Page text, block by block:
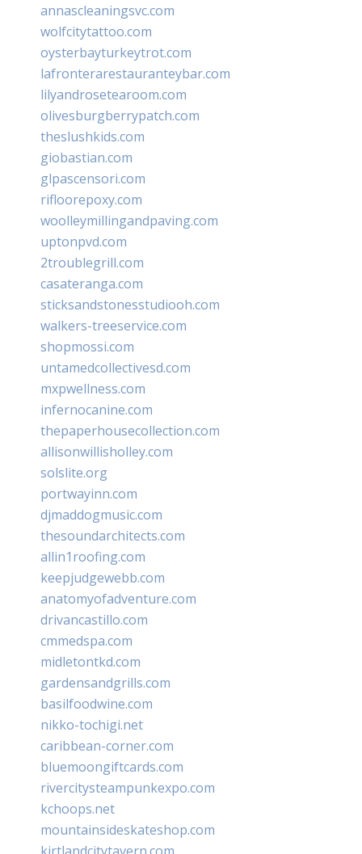
annascleaningsvc.com
wolfcitytattoo.com
oysterbayturkeytrot.com
lafronterarestauranteybar.com
lilyandrosetearoom.com
olivesburgberrypatch.com
theslushkids.com
giobastian.com
glpascensori.com
rifloorepoxy.com
woolleymillingandpaving.com
uptonpvd.com
2troublegrill.com
casateranga.com
sticksandstonesstudiooh.com
walkers-treeservice.com
shopmossi.com
untamedcollectivesd.com
mxpwellness.com
infernocanine.com
thepaperhousecollection.com
allisonwillisholley.com
solslite.org
portwayinn.com
djmaddogmusic.com
thesoundarchitects.com
allin1roofing.com
keepjudgewebb.com
anatomyofadventure.com
drivancastillo.com
cmmedspa.com
midletontkd.com
gardensandgrills.com
basilfoodwine.com
nikko-tochigi.net
caribbean-corner.com
bluemoongiftcards.com
rivercitysteampunkexpo.com
kchoops.net
mountainsideskateshop.com